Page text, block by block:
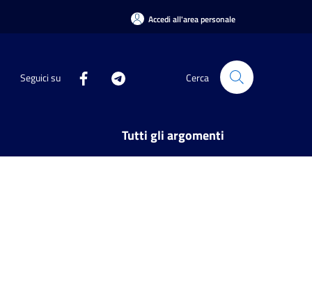
Accedi all'area personale
Seguici su Cerca
Tutti gli argomenti